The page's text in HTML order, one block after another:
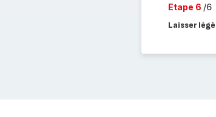
Etape 6 /6
Laisser